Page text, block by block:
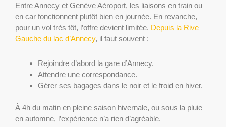
Entre Annecy et Genève Aéroport, les liaisons en train ou
en car fonctionnent plutôt bien en journée. En revanche,
pour un vol très tôt, l’offre devient limitée. Depuis la Rive
Gauche du lac d’Annecy, il faut souvent :
Rejoindre d’abord la gare d’Annecy.
Attendre une correspondance.
Gérer ses bagages dans le noir et le froid en hiver.
À 4h du matin en pleine saison hivernale, ou sous la pluie
en automne, l’expérience n’a rien d’agréable.